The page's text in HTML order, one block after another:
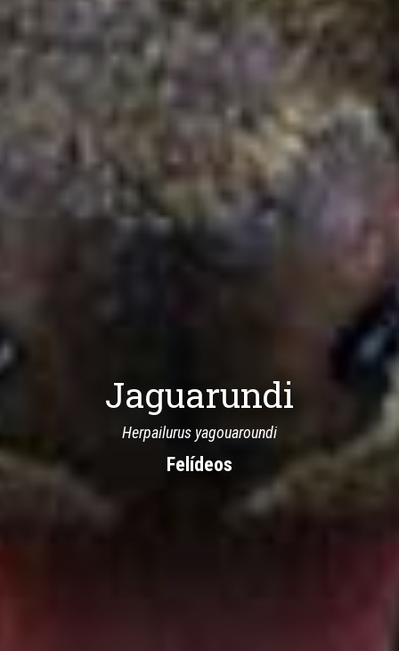
Jaguarundi
Herpailurus yagouaroundi
Felídeos